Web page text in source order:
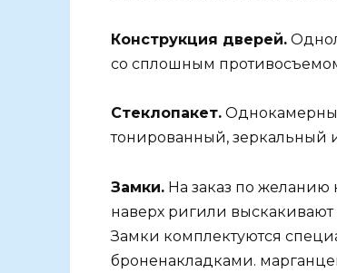
Конструкция дверей.
со сплошным
Стеклопакет.
тонированный, зеркальный
Замки. На заказ по желанию
наверх ригили
Замки комплектуются
броненакладками.